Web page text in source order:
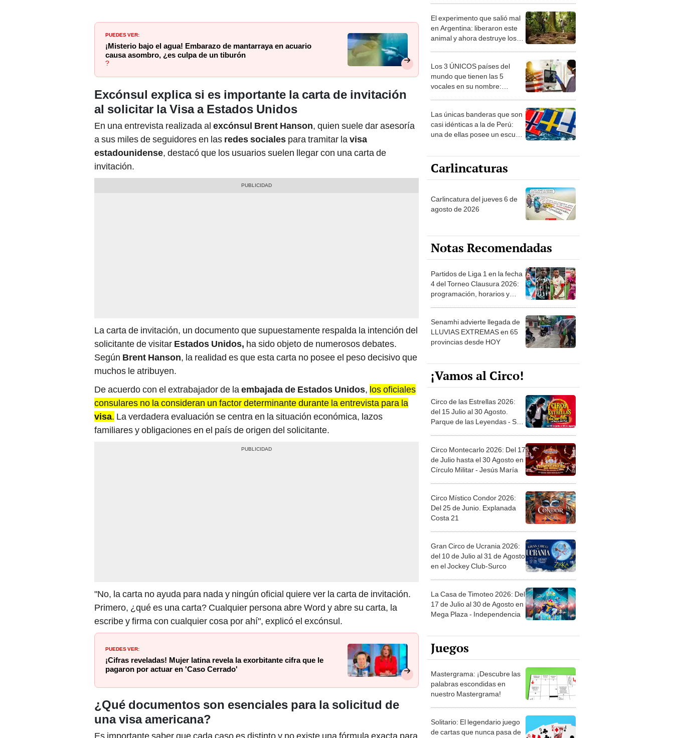
PUEDES VER:
¡Misterio bajo el agua! Embarazo de mantarraya en acuario
causa asombro, ¿es culpa de un tiburón
?
Excónsul explica si es importante la carta de invitación
al solicitar la Visa a Estados Unidos
En una entrevista realizada al excónsul Brent Hanson, quien suele dar asesoría
a sus miles de seguidores en las redes sociales para tramitar la visa
estadounidense, destacó que los usuarios suelen llegar con una carta de
invitación.
La carta de invitación, un documento que supuestamente respalda la intención del
solicitante de visitar Estados Unidos, ha sido objeto de numerosos debates.
Según Brent Hanson, la realidad es que esta carta no posee el peso decisivo que
muchos le atribuyen.
De acuerdo con el extrabajador de la embajada de Estados Unidos, los oficiales
consulares no la consideran un factor determinante durante la entrevista para la
visa. La verdadera evaluación se centra en la situación económica, lazos
familiares y obligaciones en el país de origen del solicitante.
"No, la carta no ayuda para nada y ningún oficial quiere ver la carta de invitación.
Primero, ¿qué es una carta? Cualquier persona abre Word y abre su carta, la
escribe y firma con cualquier cosa por ahí", explicó el excónsul.
PUEDES VER:
¡Cifras reveladas! Mujer latina revela la exorbitante cifra que le
pagaron por actuar en 'Caso Cerrado'
¿Qué documentos son esenciales para la solicitud de
una visa americana?
El experimento que salió mal
en Argentina: liberaron este
animal y ahora destruye los
Los 3 ÚNICOS países del
mundo que tienen las 5
vocales en su nombre:
Las únicas banderas que son
casi idénticas a la de Perú:
una de ellas posee un escudo
Carlincaturas
Carlincatura del jueves 6 de
agosto de 2026
Notas Recomendadas
Partidos de Liga 1 en la fecha
4 del Torneo Clausura 2026:
programación, horarios y
Senamhi advierte llegada de
LLUVIAS EXTREMAS en 65
provincias desde HOY
¡Vamos al Circo!
Circo de las Estrellas 2026:
del 15 Julio al 30 Agosto.
Parque de las Leyendas - San
Circo Montecarlo 2026: Del 17
de Julio hasta el 30 Agosto en
Círculo Militar - Jesús María
Circo Místico Condor 2026:
Del 25 de Junio. Explanada
Costa 21
Gran Circo de Ucrania 2026:
del 10 de Julio al 31 de Agosto
en el Jockey Club-Surco
La Casa de Timoteo 2026: Del
17 de Julio al 30 de Agosto en
Mega Plaza - Independencia
Juegos
Mastergrama: ¡Descubre las
palabras escondidas en
nuestro Mastergrama!
Solitario: El legendario juego
de cartas que nunca pasa de